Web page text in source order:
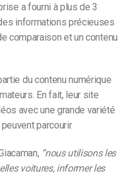
a fourni à plus de 3
informations précieuses
comparaison et un contenu
du contenu numérique
En fait, leur site
avec une grande variété
parcourir.
“nous utilisons les
voitures, informer les